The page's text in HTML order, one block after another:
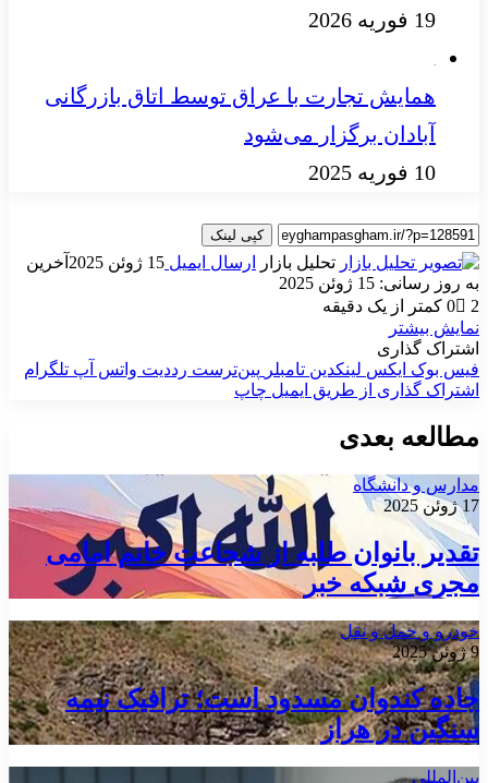
19 فوریه 2026
همایش تجارت با عراق توسط اتاق بازرگانی
آبادان برگزار می‌شود
10 فوریه 2025
کپی لینک
تحلیل بازار ارسال ایمیل 15 ژوئن 2025
آخرین
به روز رسانی: 15 ژوئن 2025
0
2
کمتر از یک دقیقه
نمایش بیشتر
اشتراک گذاری
فیس بوک ایکس لینکدین ‫تامبلر ‫پین‌ترست ‫رددیت واتس آپ تلگرام
اشتراک گذاری از طریق ایمیل چاپ
مطالعه بعدی
مدارس و دانشگاه
17 ژوئن 2025
​​​​​​​تقدیر بانوان طلبه از شجاعت خانم امامی
مجری شبکه خبر
خودرو و حمل و نقل
9 ژوئن 2025
جاده کندوان مسدود است؛ ترافیک نیمه
سنگین در هراز
بین‌المللی